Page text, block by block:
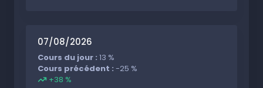
07/08/2026
Cours du jour : 13 %
Cours précédent : -25 %
+38 %